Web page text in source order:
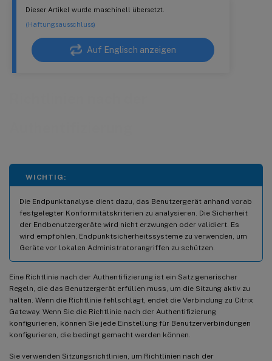
Dieser Artikel wurde maschinell übersetzt.
(Haftungsausschluss)
Auf Englisch anzeigen
WICHTIG:
Die Endpunktanalyse dient dazu, das Benutzergerät anhand vorab
festgelegter Konformitätskriterien zu analysieren. Die Sicherheit
der Endbenutzergeräte wird nicht erzwungen oder validiert. Es
wird empfohlen, Endpunktsicherheitssysteme zu verwenden, um
Geräte vor lokalen Administratorangriffen zu schützen.
Eine Richtlinie nach der Authentifizierung ist ein Satz generischer
Regeln, die das Benutzergerät erfüllen muss, um die Sitzung aktiv zu
halten. Wenn die Richtlinie fehlschlägt, endet die Verbindung zu Citrix
Gateway. Wenn Sie die Richtlinie nach der Authentifizierung
konfigurieren, können Sie jede Einstellung für Benutzerverbindungen
konfigurieren, die bedingt gemacht werden können.
Sie verwenden Sitzungsrichtlinien, um Richtlinien nach der